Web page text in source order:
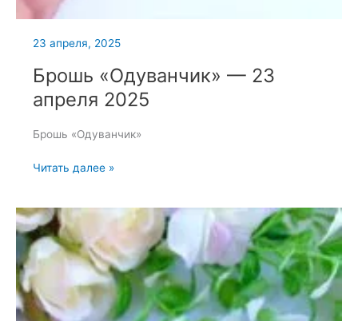
23 апреля, 2025
Брошь «Одуванчик» — 23
апреля 2025
Брошь «Одуванчик»
Брошь
23
апреля
2025
Читать далее »